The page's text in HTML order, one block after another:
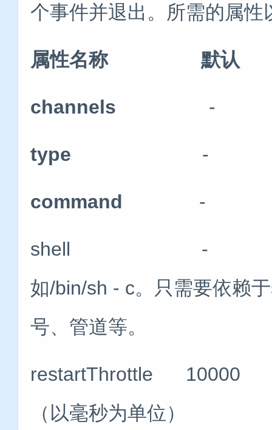
个事件并退出。所需的属性
属性名称 默认
channels -
type -
command -
shell - 用于运行
如/bin/sh - c。只需要依赖
号、管道等。
restartThrottle 10000
（以毫秒为单位）